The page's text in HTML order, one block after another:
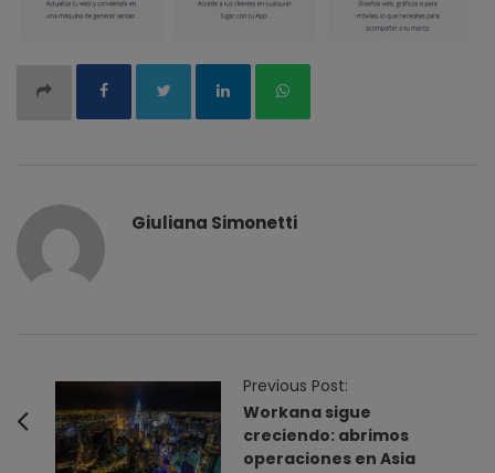
Giuliana Simonetti
Previous Post:
Workana sigue
creciendo: abrimos
operaciones en Asia